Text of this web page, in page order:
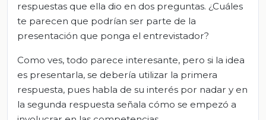
respuestas que ella dio en dos preguntas. ¿Cuáles
te parecen que podrían ser parte de la
presentación que ponga el entrevistador?
Como ves, todo parece interesante, pero si la idea
es presentarla, se debería utilizar la primera
respuesta, pues habla de su interés por nadar y en
la segunda respuesta señala cómo se empezó a